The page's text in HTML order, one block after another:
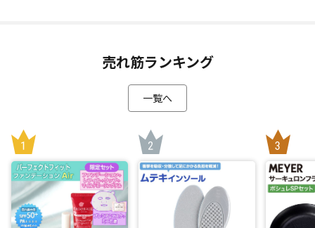
充電式のためどこでも持ち運べるので、仕事場や運転後の休
憩時間、一日の終わりのリフレッシュタイムなどさまざまな
また寒くなる季節や朝起きた時にもオススメです。
として活用してほしいというRIKACOさんの思いから、「ファ
インウェーブ」は福祉施設でも導入されています。
*1：試験日：2025年10月6日 試験協力：(有)月のうさぎ
*2：レベル1から使い始め、慣れてきたらレベルを上げてくだ
さい。
売れ筋ランキング
一覧へ